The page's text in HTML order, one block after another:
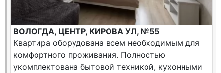
ВОЛОГДА, ЦЕНТР, КИРОВА УЛ, №55
Квартира оборудована всем необходимым для
комфортного проживания. Полностью
укомплектована бытовой техникой, кухонными